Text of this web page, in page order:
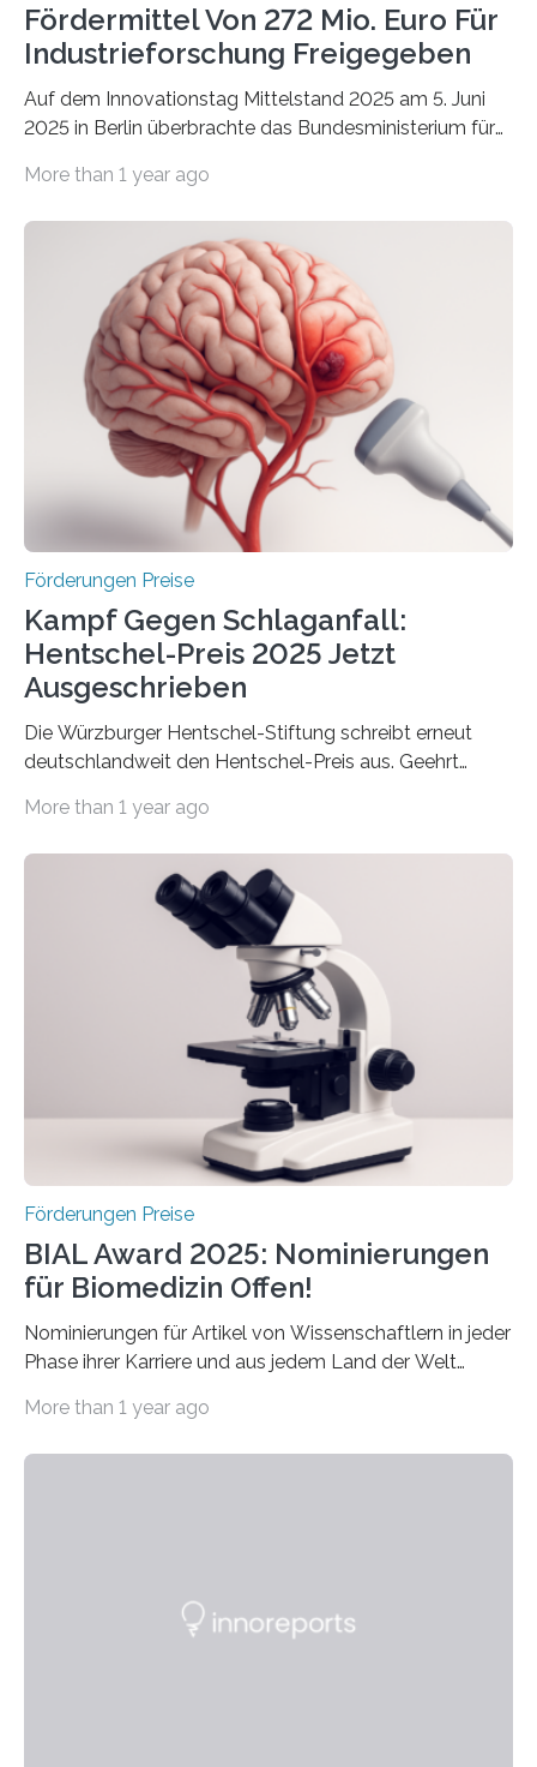
Fördermittel Von 272 Mio. Euro Für
Industrieforschung Freigegeben
Auf dem Innovationstag Mittelstand 2025 am 5. Juni
2025 in Berlin überbrachte das Bundesministerium für
Überplanmäßige Verpflichtungsermächtigungen in
Woche vom Haushaltsausschuss freigegeben – unter
anderem zur Unterstützung der
Industrieforschungsprogramme Industrielle
Gemeinschaftsforschung (IGF), Zentrales
Innovationsprogramm Mittelstand (ZIM) und
Innovationskompetenz INNO-KOM. Auf dem
Innovationstag Mittelstand 2025 am 5. Juni 2025 in
Berlin überbrachte das Bundesministerium für
Wirtschaft und Energie eine gute Nachricht:
Überplanmäßige Verpflichtungsermächtigungen in
More than 1 year ago
Förderungen Preise
Kampf Gegen Schlaganfall:
Hentschel-Preis 2025 Jetzt
Ausgeschrieben
Die Würzburger Hentschel-Stiftung schreibt erneut
deutschlandweit den Hentschel-Preis aus. Geehrt
hochrangige wissenschaftliche Publikation zum Thema
Schlaganfall“ mit Sitz in Würzburg fördert die
Schlaganfallforschung, um die Behandlung der
Betroffenen zu verbessern. Dazu schreibt sie auch in
diesem Jahr wieder deutschlandweit den Hentschel-
Preis aus. Er richtet sich gezielt an jüngere
Forscherinnen und Forscher unter 40 Jahren. Geehrt
werden soll eine herausragende Doktorarbeit oder eine
hochrangige wissenschaftliche Publikation zum Thema
More than 1 year ago
Förderungen Preise
BIAL Award 2025: Nominierungen
für Biomedizin Offen!
Nominierungen für Artikel von Wissenschaftlern in jeder
Phase ihrer Karriere und aus jedem Land der Welt
Leben gerufen, um die bemerkenswertesten
Foundation, des BIAL Award in Biomedicine ist in
More than 1 year ago